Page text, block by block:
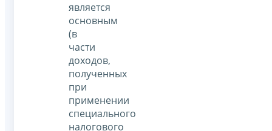
является
основным
(в
части
доходов,
полученных
при
применении
специального
налогового